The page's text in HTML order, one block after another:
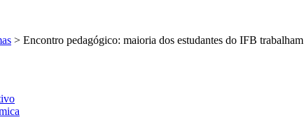
> Encontro pedagógico: maioria dos estudantes do IFB trabalham